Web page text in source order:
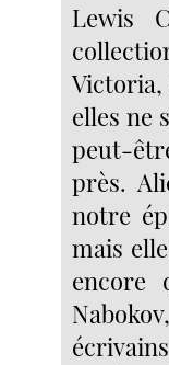
Lewis
Victoria,
elles ne
peut-
près.
notre
mais
encore